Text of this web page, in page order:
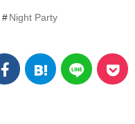
Night Party